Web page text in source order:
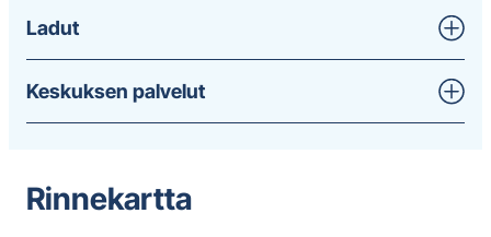
Ladut
Keskuksen palvelut
Rinnekartta